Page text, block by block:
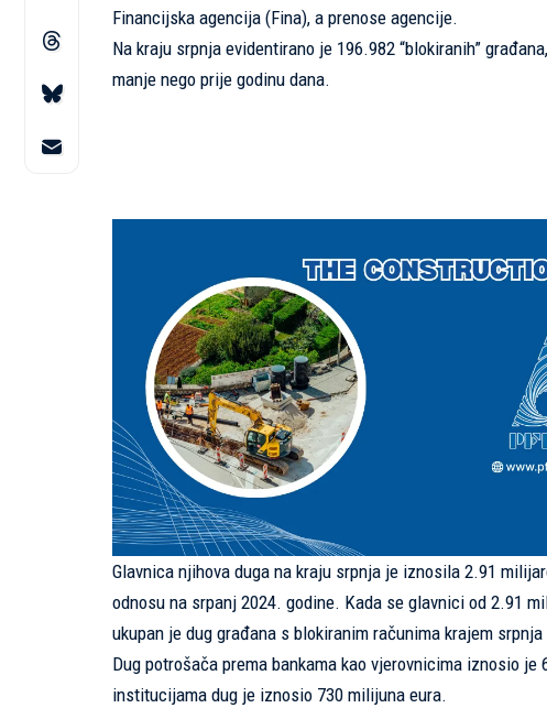
Financijska agencija (Fina), a prenose agencije.
Na kraju srpnja evidentirano je 196.982 “blokiranih”
manje nego prije godinu dana.
Glavnica njihova duga na kraju srpnja je iznosila 2.91
odnosu na srpanj 2024. godine. Kada se glavnici od 2.91
ukupan je dug građana s blokiranim računima krajem
Dug potrošača prema bankama kao vjerovnicima iznosio
institucijama dug je iznosio 730 milijuna eura.